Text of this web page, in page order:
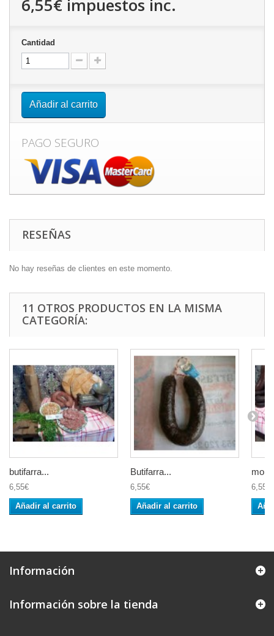
6,55€ impuestos inc.
Cantidad
Añadir al carrito
PAGO SEGURO
RESEÑAS
No hay reseñas de clientes en este momento.
11 OTROS PRODUCTOS EN LA MISMA
CATEGORÍA:
butifarra...
6,55€
Añadir al carrito
Butifarra...
6,55€
Añadir al carrito
6,55€
Información
Información sobre la tienda